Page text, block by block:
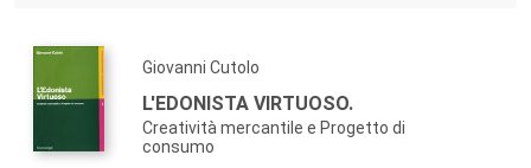
Giovanni Cutolo
L'EDONISTA VIRTUOSO.
Creatività mercantile e Progetto di
consumo